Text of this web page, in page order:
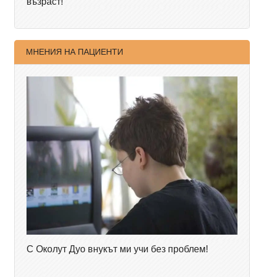
МНЕНИЯ НА ПАЦИЕНТИ
С Околут Дуо внукът ми учи без проблем!